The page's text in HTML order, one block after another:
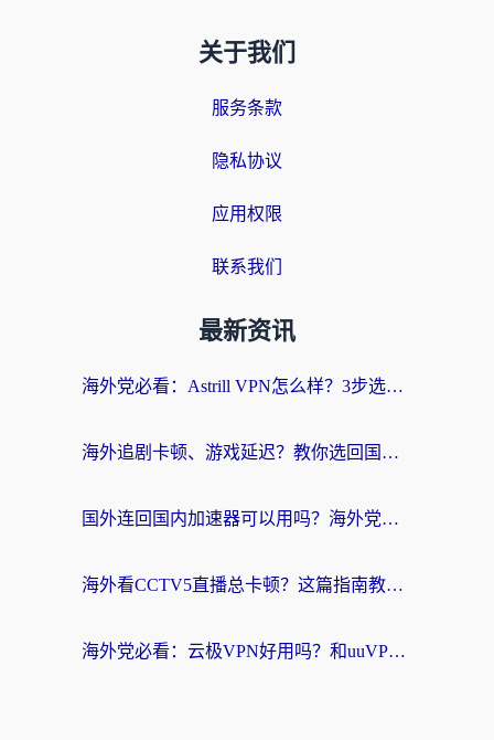
关于我们
服务条款
隐私协议
应用权限
联系我们
最新资讯
海外党必看：Astrill VPN怎么样？3步选对回国加速器实现无缝刷剧玩游戏
海外追剧卡顿、游戏延迟？教你选回国加速器，附免费加速器试用一小时福利
国外连回国内加速器可以用吗？海外党亲测实用指南，解决追剧游戏卡顿难题
海外看CCTV5直播总卡顿？这篇指南教你选对回国加速器，无缝刷国内资源
海外党必看：云极VPN好用吗？和uuVPN对比哪个回国效果更好？附真实体验+避坑指南